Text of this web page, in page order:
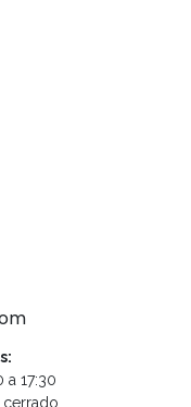
a 17:30
cerrado.